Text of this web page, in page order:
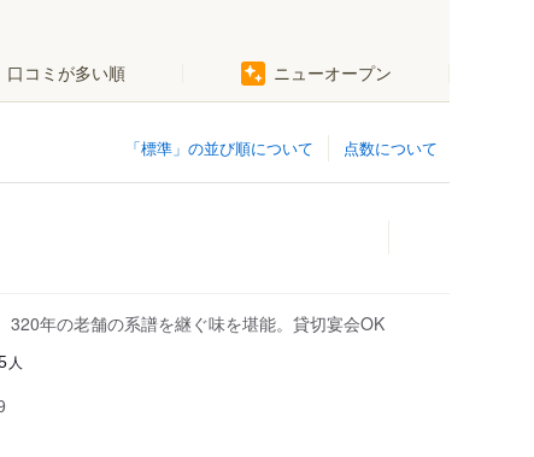
口コミが多い順 ニューオープン
点数について
「標準」の並び順について
320年の老舗の系譜を継ぐ味を堪能。貸切宴会OK
人